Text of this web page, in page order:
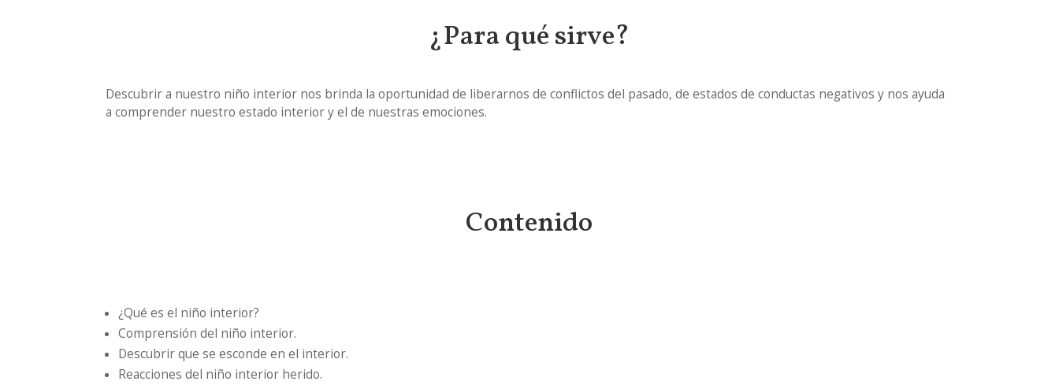
¿Para qué sirve?
Descubrir a nuestro niño interior nos brinda la oportunidad de liberarnos de conflictos del pasado, de estados de conductas negativos y nos ayuda
a comprender nuestro estado interior y el de nuestras emociones.
Contenido
¿Qué es el niño interior?
Comprensión del niño interior.
Descubrir que se esconde en el interior.
Reacciones del niño interior herido.